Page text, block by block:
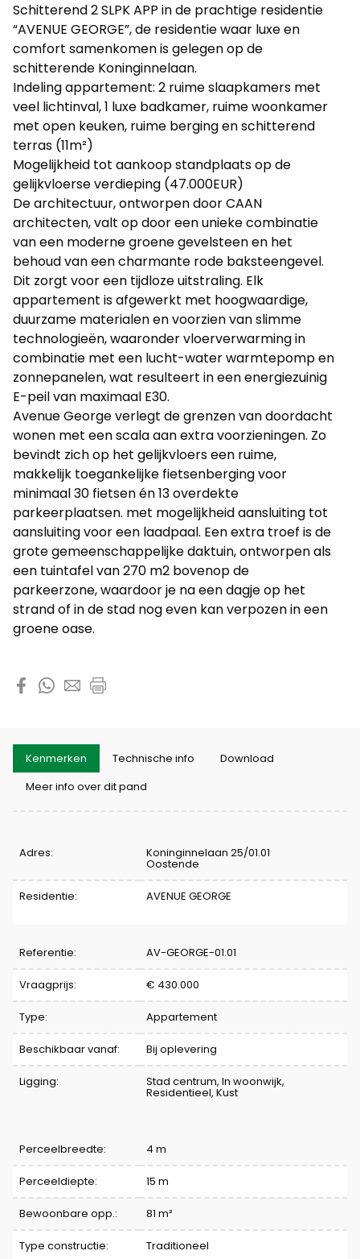
Schitterend 2 SLPK APP in de prachtige residentie
“AVENUE GEORGE”, de residentie waar luxe en
comfort samenkomen is gelegen op de
schitterende Koninginnelaan.
Indeling appartement: 2 ruime slaapkamers met
veel lichtinval, 1 luxe badkamer, ruime woonkamer
met open keuken, ruime berging en schitterend
terras (11m²)
Mogelijkheid tot aankoop standplaats op de
gelijkvloerse verdieping (47.000EUR)
De architectuur, ontworpen door CAAN
architecten, valt op door een unieke combinatie
van een moderne groene gevelsteen en het
behoud van een charmante rode baksteengevel.
Dit zorgt voor een tijdloze uitstraling. Elk
appartement is afgewerkt met hoogwaardige,
duurzame materialen en voorzien van slimme
technologieën, waaronder vloerverwarming in
combinatie met een lucht-water warmtepomp en
zonnepanelen, wat resulteert in een energiezuinig
E-peil van maximaal E30.
Avenue George verlegt de grenzen van doordacht
wonen met een scala aan extra voorzieningen. Zo
bevindt zich op het gelijkvloers een ruime,
makkelijk toegankelijke fietsenberging voor
minimaal 30 fietsen én 13 overdekte
parkeerplaatsen. met mogelijkheid aansluiting tot
aansluiting voor een laadpaal. Een extra troef is de
grote gemeenschappelijke daktuin, ontworpen als
een tuintafel van 270 m2 bovenop de
parkeerzone, waardoor je na een dagje op het
strand of in de stad nog even kan verpozen in een
groene oase.
Deel dit pand
Kenmerken Technische info
Download
Meer info over dit pand
Kenmerken
Adres: Koninginnelaan 25/01.01
Oostende
Residentie: AVENUE GEORGE
Referentie: AV-GEORGE-01.01
Vraagprijs: € 430.000
Type: Appartement
Beschikbaar vanaf: Bij oplevering
Ligging: Stad centrum, In woonwijk,
Residentieel, Kust
Perceelbreedte: 4 m
Perceeldiepte: 15 m
Bewoonbare opp.: 81 m²
Type constructie: Traditioneel